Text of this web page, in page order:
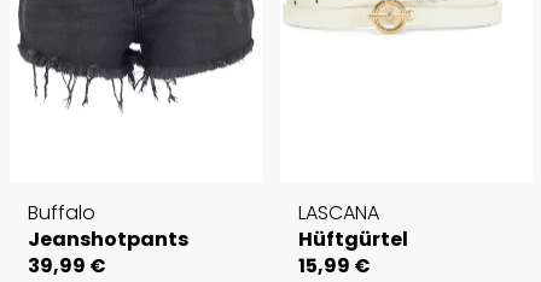
Buffalo
Jeanshotpants
39,99 €
LASCANA
Hüftgürtel
15,99 €